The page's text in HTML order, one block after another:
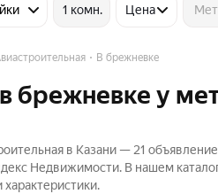
1 комн. Цена
В брежневке
брежневке у
в Казани — 21 объявление
Недвижимости. В нашем